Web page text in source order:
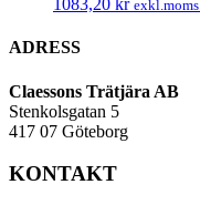
1083,20 kr exkl.moms
ADRESS
Claessons Trätjära AB
Stenkolsgatan 5
417 07 Göteborg
KONTAKT